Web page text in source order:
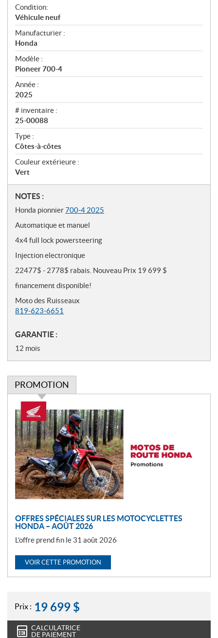
A
p
e
r
ç
u
Condition:
Véhicule neuf
Manufacturier :
Honda
Modèle :
Pioneer 700-4
Année :
2025
# inventaire :
25-00088
Type :
Côtes-à-côtes
Couleur extérieure :
Vert
N
o
e
s
NOTES :
Honda pionnier700-4 2025
Automatique et manuel
4x4 full lock powersteering
Injection electronique
22477$ - 2778$ rabais. Nouveau Prix 19 699 $
financement disponible!
Moto des Ruisseaux
819-623-6651
GARANTIE :
12 mois
PROMOTION
P
r
o
m
o
t
i
o
n
OFFRES SPÉCIALES SUR LES MOTOCYCLETTES
HONDA – AOÛT 2026
L’offre prend fin le 31 août 2026
VOIR CETTE PROMOTION
Prix : 19 699 $
CALCULATRICE
DE PAIEMENT